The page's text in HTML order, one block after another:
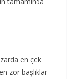
en çok
zor başlıklar